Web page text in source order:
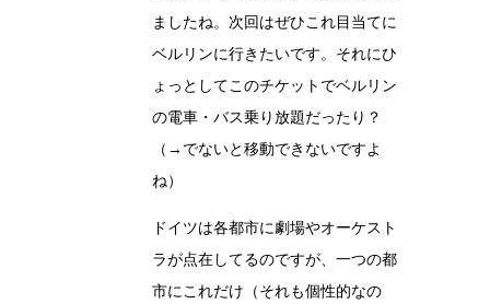
ましたね。次回はぜひこれ目当てに
ベルリンに行きたいです。それにひ
ょっとしてこのチケットでベルリン
の電車・バス乗り放題だったり？
（→でないと移動できないですよ
ね）
ドイツは各都市に劇場やオーケスト
ラが点在してるのですが、一つの都
市にこれだけ（それも個性的なの